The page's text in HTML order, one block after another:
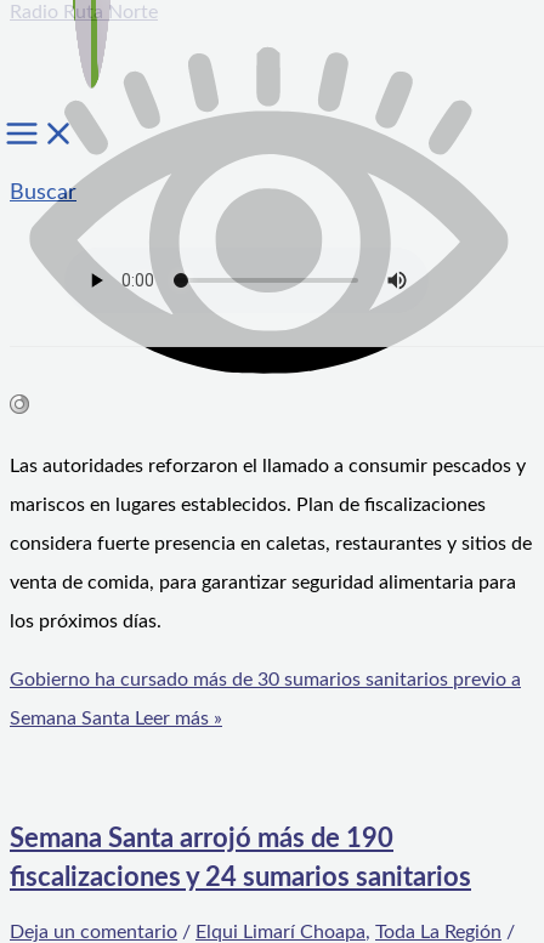
Buscar
Radio Ruta Norte
Las autoridades reforzaron el llamado a consumir pescados y
mariscos en lugares establecidos. Plan de fiscalizaciones
considera fuerte presencia en caletas, restaurantes y sitios de
venta de comida, para garantizar seguridad alimentaria para
los próximos días.
Gobierno ha cursado más de 30 sumarios sanitarios previo a
Semana Santa Leer más »
Semana Santa arrojó más de 190
fiscalizaciones y 24 sumarios sanitarios
Deja un comentario / Elqui Limarí Choapa, Toda La Región /